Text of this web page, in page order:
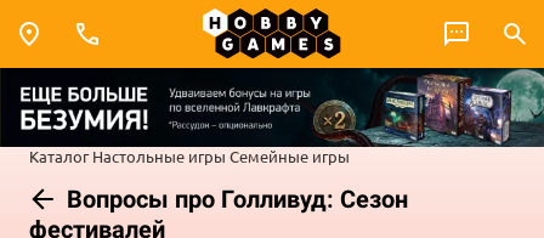
Каталог Настольные игры Семейные игры
Вопросы про Голливуд: Сезон
фестивалей